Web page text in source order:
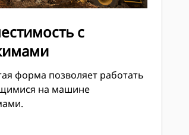
с
форма позволяет работать
на машине